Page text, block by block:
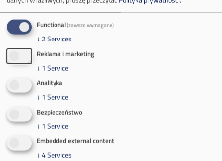
Tel.+48 32 627 00 00
Zakład Górniczy Brzeszcze
32-620 Brzeszcze
Kontakt dla mediów:
tel.:+48 32 618 56 02
Functional(zawsze wymagane)
↓ 2Services
Reklama i marketing
↓ 1 Service
Analityka
↓ 1 Service
Bezpieczeństwo
↓ 1 Service
Embedded external content
↓ 4Services